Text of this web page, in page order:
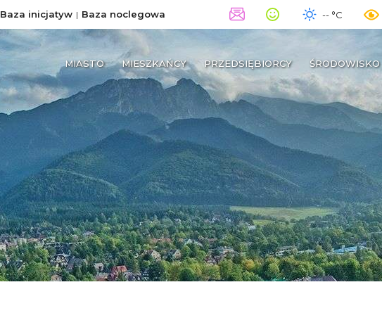
Baza inicjatyw Baza noclegowa -- °C
MIASTO MIESZKAŃCY PRZEDSIĘBIORCY ŚRODOWISKO